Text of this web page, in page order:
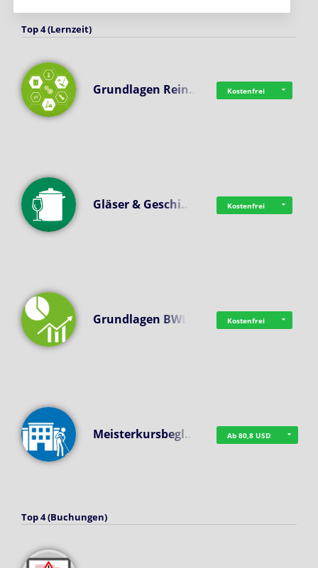
Top 4 (Lernzeit)
Grundlagen Rein… Kostenfrei
Gläser & Geschi… Kostenfrei
Grundlagen BWL Kostenfrei
Meisterkursbegl… Ab 80,8 USD
Top 4 (Buchungen)